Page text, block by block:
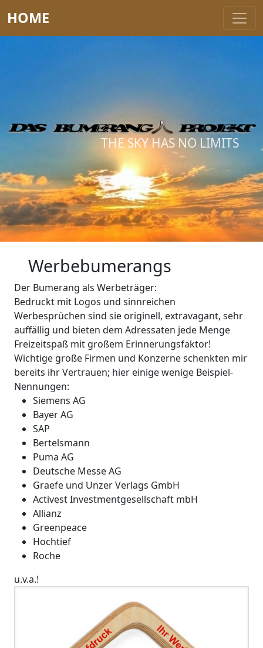
HOME
THE SKY HAS NO LIMITS
Werbebumerangs
Der Bumerang als Werbeträger:
Bedruckt mit Logos und sinnreichen
Werbesprüchen sind sie originell, extravagant, sehr
auffällig und bieten dem Adressaten jede Menge
Freizeitspaß mit großem Erinnerungsfaktor!
Wichtige große Firmen und Konzerne schenkten mir
bereits ihr Vertrauen; hier einige wenige Beispiel-
Nennungen:
Siemens AG
Bayer AG
SAP
Bertelsmann
Puma AG
Deutsche Messe AG
Graefe und Unzer Verlags GmbH
Activest Investmentgesellschaft mbH
Allianz
Greenpeace
Hochtief
Roche
u.v.a.!